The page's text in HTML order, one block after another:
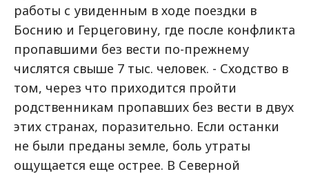
работы с увиденным в ходе поездки в
Боснию и Герцеговину, где после конфликта
пропавшими без вести по-прежнему
числятся свыше 7 тыс. человек. - Сходство в
том, через что приходится пройти
родственникам пропавших без вести в двух
этих странах, поразительно. Если останки
не были преданы земле, боль утраты
ощущается еще острее. В Северной